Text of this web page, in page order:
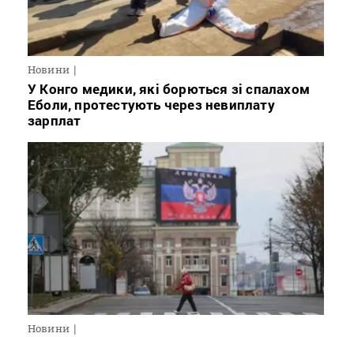
Новини
У Конго медики, які борються зі спалахом
Еболи, протестують через невиплату
зарплат
Новини